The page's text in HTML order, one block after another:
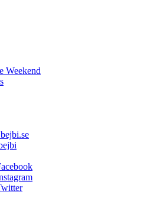
Weekend